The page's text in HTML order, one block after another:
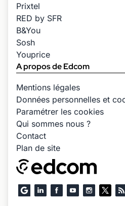
Prixtel
RED by SFR
B&You
Sosh
Youprice
A propos de Edcom
Mentions légales
Données personnelles et
Paramétrer les cookies
Qui sommes nous ?
Contact
Plan de site